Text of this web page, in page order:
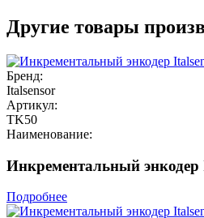
Другие товары
Бренд:
Italsensor
Артикул:
TK50
Наименование:
Инкрементальный энкодер
Подробнее